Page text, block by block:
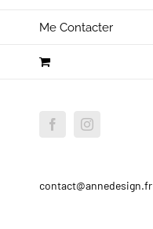
Me Contacter
FacebookInstagram
contact@annedesign.fr